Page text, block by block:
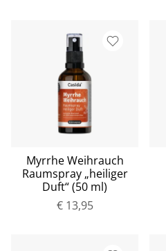
Myrrhe Weihrauch
Raumspray „heiliger
Duft“ (50 ml)
€ 13,95